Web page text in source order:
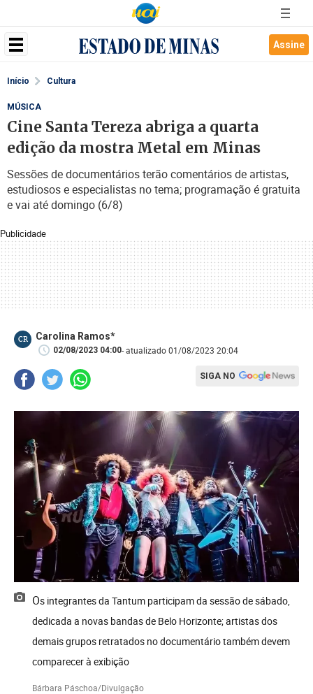
Assine
Início Cultura
Publicidade
MÚSICA
Cine Santa Tereza abriga a quarta
edição da mostra Metal em Minas
Sessões de documentários terão comentários de artistas,
estudiosos e especialistas no tema; programação é gratuita
e vai até domingo (6/8)
CR Carolina Ramos*
02/08/2023 04:00- atualizado 01/08/2023 20:04
SIGA NO
Os integrantes da Tantum participam da sessão de sábado,
dedicada a novas bandas de Belo Horizonte; artistas dos
demais grupos retratados no documentário também devem
comparecer à exibição
Bárbara Páschoa/Divulgação